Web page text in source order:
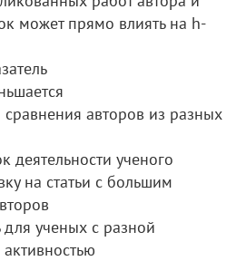
может прямо влиять на h-
авторов из разных
деятельности ученого
на статьи с большим
ученых с разной